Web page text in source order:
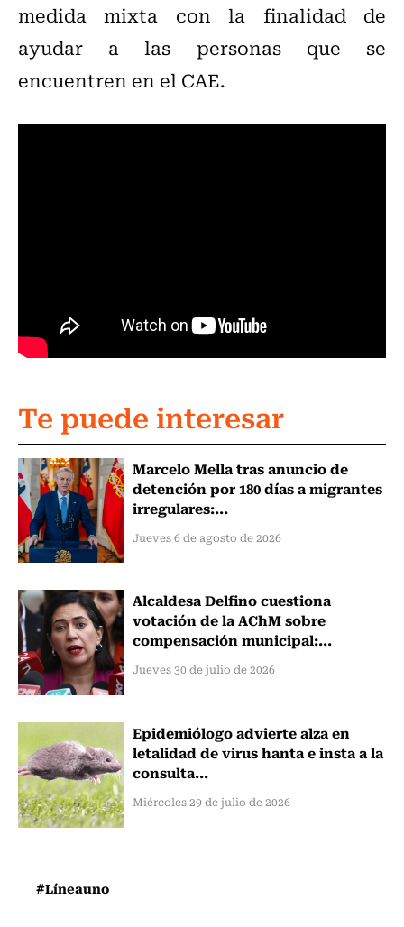
medida mixta con la finalidad de
ayudar a las personas que se
encuentren en el CAE.
Te puede interesar
Marcelo Mella tras anuncio de
detención por 180 días a migrantes
irregulares:...
Jueves 6 de agosto de 2026
Alcaldesa Delfino cuestiona
votación de la AChM sobre
compensación municipal:...
Jueves 30 de julio de 2026
Epidemiólogo advierte alza en
letalidad de virus hanta e insta a la
consulta...
Miércoles 29 de julio de 2026
#Líneauno